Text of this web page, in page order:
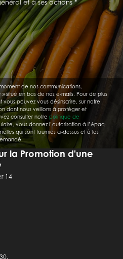
et à ses actions *
de nos communications,
situé en bas de nos e-mails. Pour de plus
pouvez vous désinscrire, sur notre
dont nous veillons à protéger et
consulter notre politique de
vous donnez l’autorisation à l’Apaq-
qui sont fournies ci-dessus et à les
la Promotion d'une
14